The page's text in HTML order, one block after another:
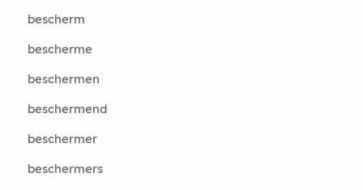
bescherm
bescherme
beschermen
beschermend
beschermer
beschermers